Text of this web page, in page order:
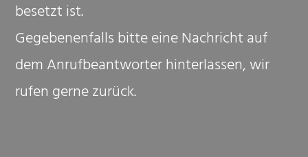
besetzt ist.
Gegebenenfalls bitte eine Nachricht auf
dem Anrufbeantworter hinterlassen, wir
rufen gerne zurück.